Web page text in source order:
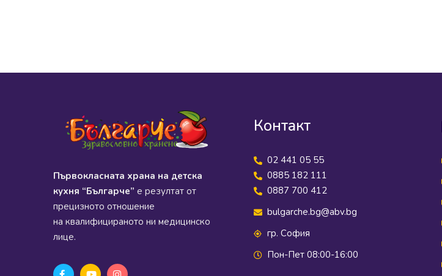
Първокласната храна на детска
кухня “Българче” е резултат от
прецизното отношение
на квалифицираното ни медицинско
лице.
Контакт
02 441 05 55
0885 182 111
0887 700 412
bulgarche.bg@abv.bg
гр. София
Пон-Пет 08:00-16:00